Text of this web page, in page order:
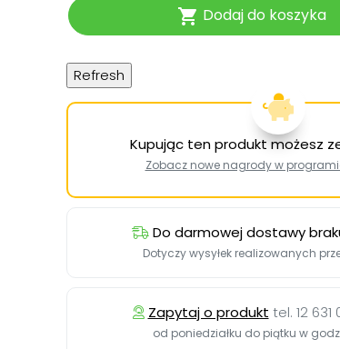
 Dodaj do koszyka
Kupując ten produkt możesz
Zobacz nowe nagrody w
Do darmowej dostawy
Dotyczy wysyłek realizowanych
Zapytaj o produkt tel. 12 631
od poniedziałku do piątku w